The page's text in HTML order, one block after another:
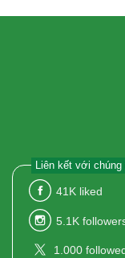
Liên kết với chúng
41K liked
5.1K
1.000